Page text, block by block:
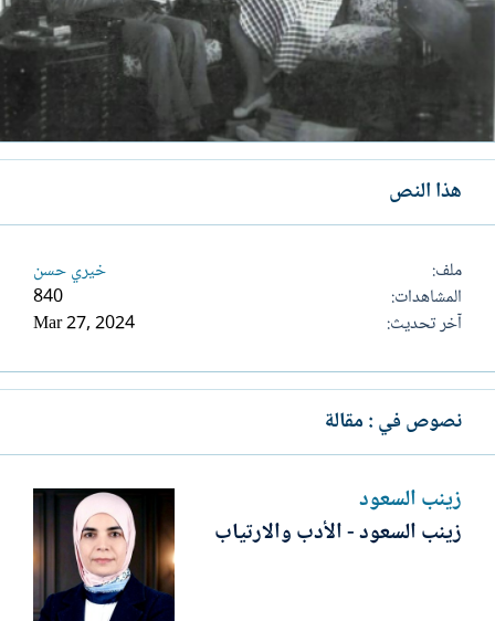
هذا النص
ملف
خيري حسن
المشاهدات
840
آخر تحديث
Mar 27, 2024
نصوص في : مقالة
زينب السعود
زينب السعود - الأدب والارتياب